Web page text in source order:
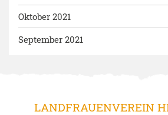
Oktober 2021
September 2021
LANDFRAUENVEREIN